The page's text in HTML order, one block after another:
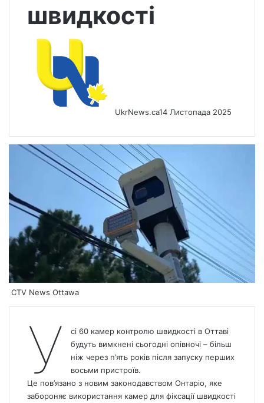
швидкості
UkrNews.ca14 Листопада 2025
CTV News Ottawa
У
сі 60 камер контролю швидкості в Оттаві
будуть вимкнені сьогодні опівночі – більш
ніж через п’ять років після запуску перших
восьми пристроїв.
Це пов’язано з новим законодавством Онтаріо, яке
забороняє використання камер для фіксації швидкості